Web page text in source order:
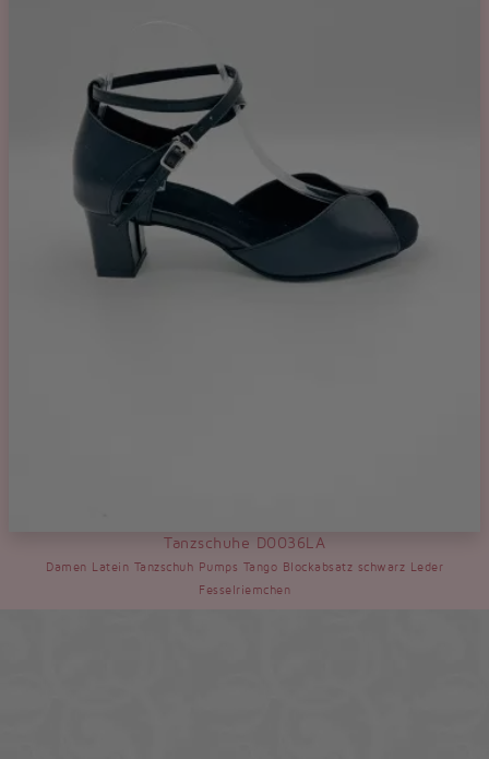
Tanzschuhe D0036LA
Damen Latein Tanzschuh Pumps Tango Blockabsatz schwarz Leder
Fesselriemchen